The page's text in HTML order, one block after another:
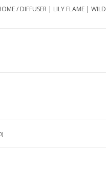
/ DIFFUSER | LILY FLAME |